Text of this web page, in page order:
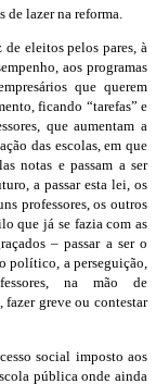
de lazer na reforma.
eleitos pelos pares, à
aos programas
que querem
ficando “tarefas” e
que aumentam a
das escolas, em que
notas e passam a ser
a passar esta lei, os
professores, os outros
que já se fazia com as
– passar a ser o
político, a perseguição,
na mão de
fazer greve ou contestar
social imposto aos
pública onde ainda